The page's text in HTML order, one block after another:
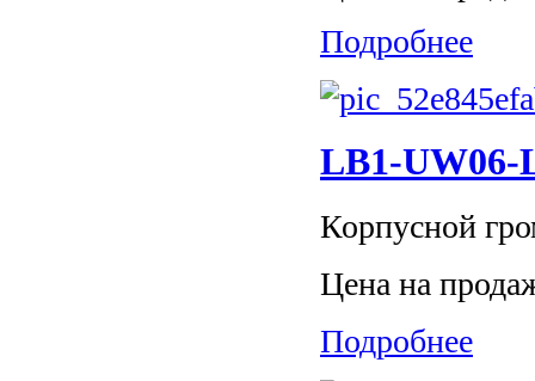
Подробнее
LB1-UW06-
Корпусной
Цена на
Подробнее